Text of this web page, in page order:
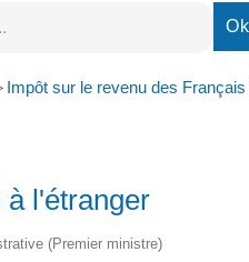
Impôt sur le revenu des
à l'étranger
(Premier ministre)